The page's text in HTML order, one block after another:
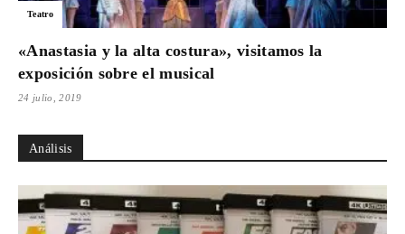
Teatro
«Anastasia y la alta costura», visitamos la
exposición sobre el musical
24 julio, 2019
Análisis